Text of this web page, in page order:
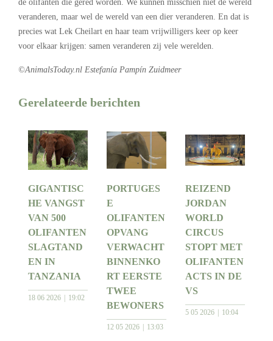
de olifanten die gered worden. We kunnen misschien niet de wereld
veranderen, maar wel de wereld van een dier veranderen. En dat is
precies wat Lek Cheilart en haar team vrijwilligers keer op keer
voor elkaar krijgen: samen veranderen zij vele werelden.
©AnimalsToday.nl Estefanía Pampín Zuidmeer
Gerelateerde berichten
GIGANTISC
HE VANGST
VAN 500
OLIFANTEN
SLAGTAND
EN IN
TANZANIA
18 06 2026 19:02
PORTUGES
E
OLIFANTEN
OPVANG
VERWACHT
BINNENKO
RT EERSTE
TWEE
BEWONERS
12 05 2026 13:03
REIZEND
JORDAN
WORLD
CIRCUS
STOPT MET
OLIFANTEN
ACTS IN DE
VS
5 05 2026 10:04